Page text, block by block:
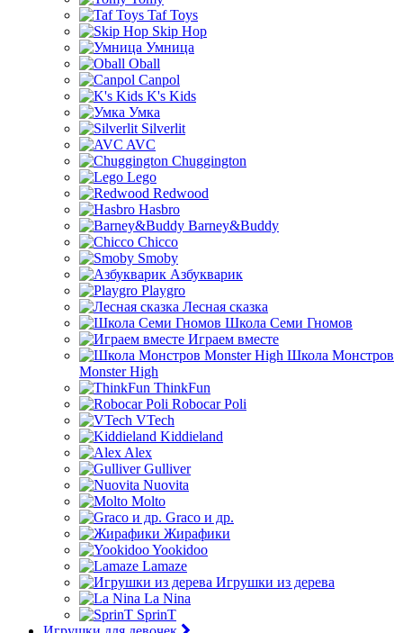
Taf Toys
Skip Hop
Умница
Oball
Canpol
K's Kids
Умка
Silverlit
AVC
Chuggington
Lego
Redwood
Hasbro
Barney&Buddy
Chicco
Smoby
Азбукварик
Playgro
Лесная сказка
Школа Семи Гномов
Играем вместе
Школа Монстров
Monster High
ThinkFun
Robocar Poli
VTech
Kiddieland
Alex
Gulliver
Nuovita
Molto
Graco и др.
Жирафики
Yookidoo
Lamaze
Игрушки из дерева
La Nina
SprinT